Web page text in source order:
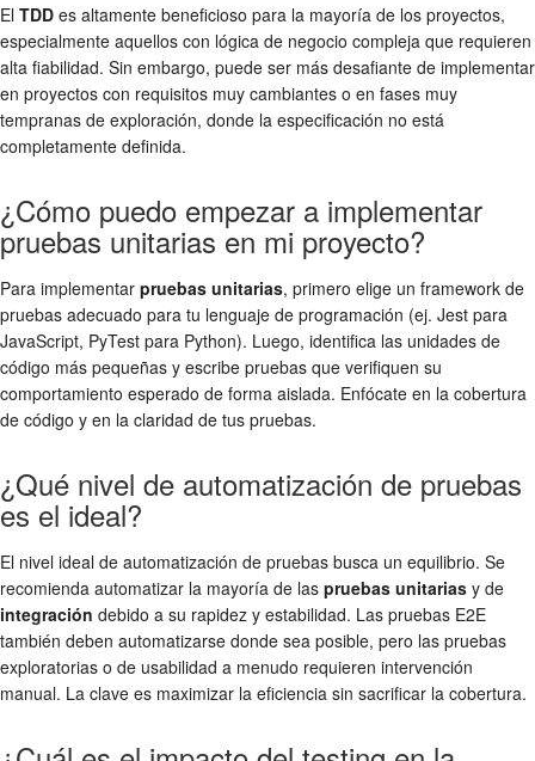
El TDD es altamente beneficioso para la mayoría de los proyectos,
especialmente aquellos con lógica de negocio compleja que requieren
alta fiabilidad. Sin embargo, puede ser más desafiante de implementar
en proyectos con requisitos muy cambiantes o en fases muy
tempranas de exploración, donde la especificación no está
completamente definida.
¿Cómo puedo empezar a implementar
pruebas unitarias en mi proyecto?
Para implementar pruebas unitarias, primero elige un framework de
pruebas adecuado para tu lenguaje de programación (ej. Jest para
JavaScript, PyTest para Python). Luego, identifica las unidades de
código más pequeñas y escribe pruebas que verifiquen su
comportamiento esperado de forma aislada. Enfócate en la cobertura
de código y en la claridad de tus pruebas.
¿Qué nivel de automatización de pruebas
es el ideal?
El nivel ideal de automatización de pruebas busca un equilibrio. Se
recomienda automatizar la mayoría de las pruebas unitarias y de
integración debido a su rapidez y estabilidad. Las pruebas E2E
también deben automatizarse donde sea posible, pero las pruebas
exploratorias o de usabilidad a menudo requieren intervención
manual. La clave es maximizar la eficiencia sin sacrificar la cobertura.